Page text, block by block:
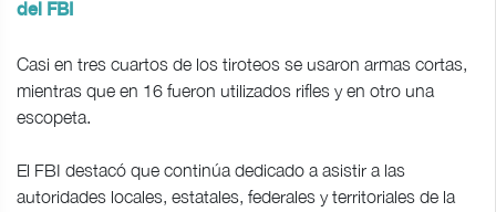
del FBI
Casi en tres cuartos de los tiroteos se usaron armas cortas,
mientras que en 16 fueron utilizados rifles y en otro una
escopeta.
El FBI destacó que continúa dedicado a asistir a las
autoridades locales, estatales, federales y territoriales de la